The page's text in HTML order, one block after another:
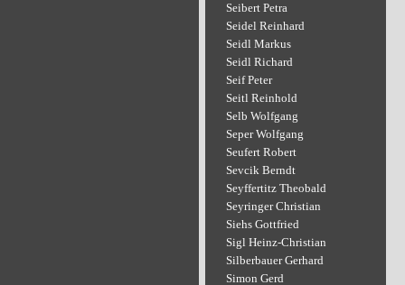
Seibert Petra
Seidel Reinhard
Seidl Markus
Seidl Richard
Seif Peter
Seitl Reinhold
Selb Wolfgang
Seper Wolfgang
Seufert Robert
Sevcik Berndt
Seyffertitz Theobald
Seyringer Christian
Siehs Gottfried
Sigl Heinz-Christian
Silberbauer Gerhard
Simon Gerd